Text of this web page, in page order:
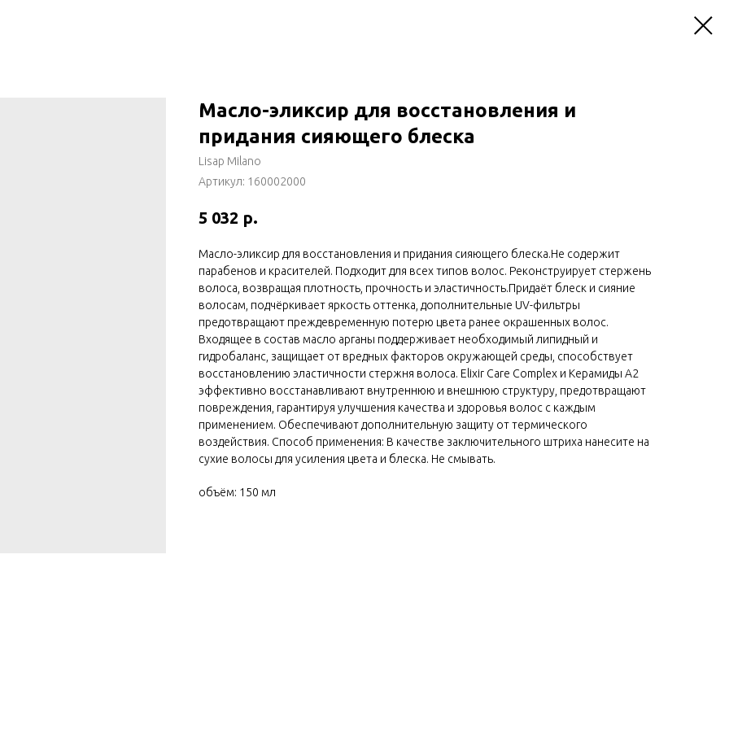
Масло-эликсир для восстановления и
придания сияющего блеска
Lisap Milano
Артикул: 160002000
5 032 р.
Масло-эликсир для восстановления и придания сияющего блеска.Не содержит
парабенов и красителей. Подходит для всех типов волос. Реконструирует стержень
волоса, возвращая плотность, прочность и эластичность.Придаёт блеск и сияние
волосам, подчёркивает яркость оттенка, дополнительные UV-фильтры
предотвращают преждевременную потерю цвета ранее окрашенных волос.
Входящее в состав масло арганы поддерживает необходимый липидный и
гидробаланс, защищает от вредных факторов окружающей среды, способствует
восстановлению эластичности стержня волоса. Elixir Care Complex и Керамиды A2
эффективно восстанавливают внутреннюю и внешнюю структуру, предотвращают
повреждения, гарантируя улучшения качества и здоровья волос с каждым
применением. Обеспечивают дополнительную защиту от термического
воздействия. Способ применения: В качестве заключительного штриха нанесите на
сухие волосы для усиления цвета и блеска. Не смывать.
объём: 150 мл